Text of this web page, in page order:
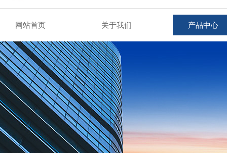
网站首页 关于我们 产品中心